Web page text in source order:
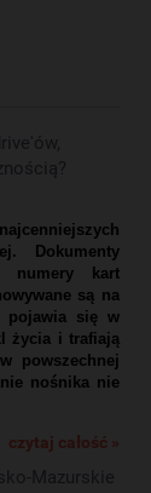
Dokumenty
numery kart
są na
pojawia się w
życia i trafiają
powszechnej
nośnika nie
czytaj całość »
Mazurskie